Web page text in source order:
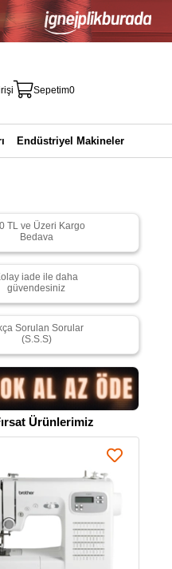
Sepetim0
Endüstriyel Makineler
TL ve Üzeri Kargo
Bedava
iade ile daha
güvendesiniz
Sorulan Sorular
(S.S.S)
Ürünlerimiz